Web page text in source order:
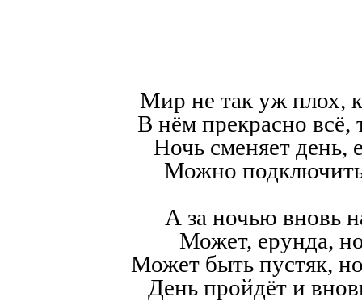
Мир не так уж плох,
В нём прекрасно всё,
Ночь сменяет день,
Можно
А за ночью вновь
Может, ерунда,
Может быть пустяк,
День пройдёт и